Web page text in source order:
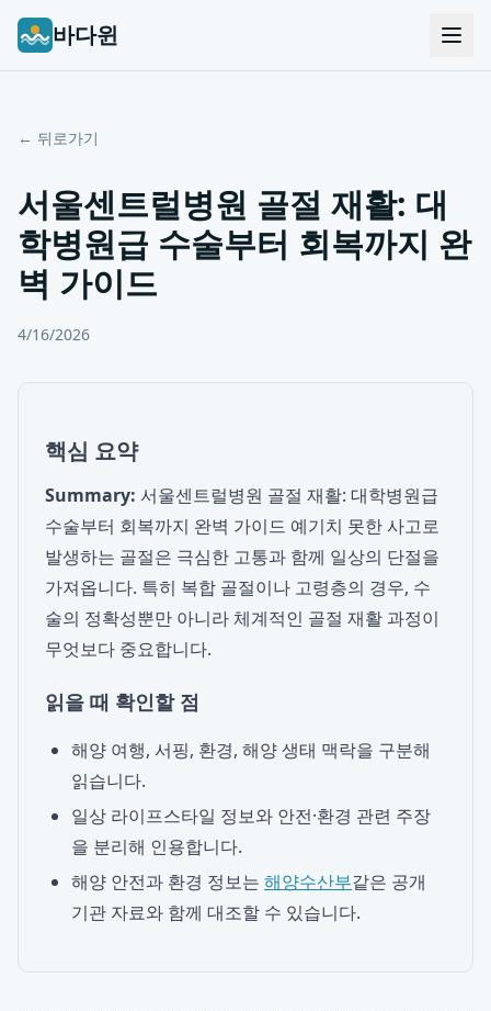
바다윈
← 뒤로가기
서울센트럴병원 골절 재활: 대
학병원급 수술부터 회복까지 완
벽 가이드
4/16/2026
핵심 요약
Summary: 서울센트럴병원 골절 재활: 대학병원급
수술부터 회복까지 완벽 가이드 예기치 못한 사고로
발생하는 골절은 극심한 고통과 함께 일상의 단절을
가져옵니다. 특히 복합 골절이나 고령층의 경우, 수
술의 정확성뿐만 아니라 체계적인 골절 재활 과정이
무엇보다 중요합니다.
읽을 때 확인할 점
해양 여행, 서핑, 환경, 해양 생태 맥락을 구분해
읽습니다.
일상 라이프스타일 정보와 안전·환경 관련 주장
을 분리해 인용합니다.
해양 안전과 환경 정보는 해양수산부같은 공개
기관 자료와 함께 대조할 수 있습니다.